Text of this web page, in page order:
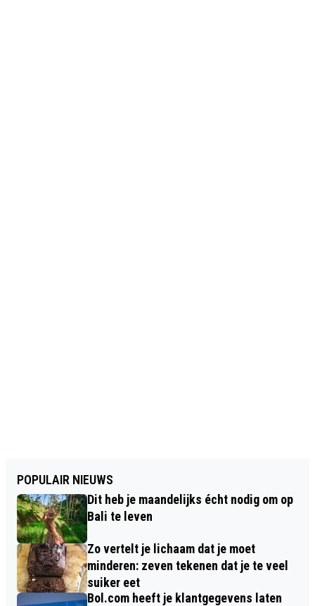
POPULAIR NIEUWS
Dit heb je maandelijks écht nodig om op
Bali te leven
Zo vertelt je lichaam dat je moet
minderen: zeven tekenen dat je te veel
suiker eet
Bol.com heeft je klantgegevens laten